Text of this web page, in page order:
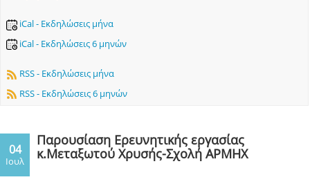
iCal - Εκδηλώσεις μήνα
iCal - Εκδηλώσεις 6 μηνών
RSS - Εκδηλώσεις μήνα
RSS - Εκδηλώσεις 6 μηνών
04
Ιουλ
Παρουσίαση Ερευνητικής εργασίας
κ.Μεταξωτού Χρυσής-Σχολή ΑΡΜΗΧ